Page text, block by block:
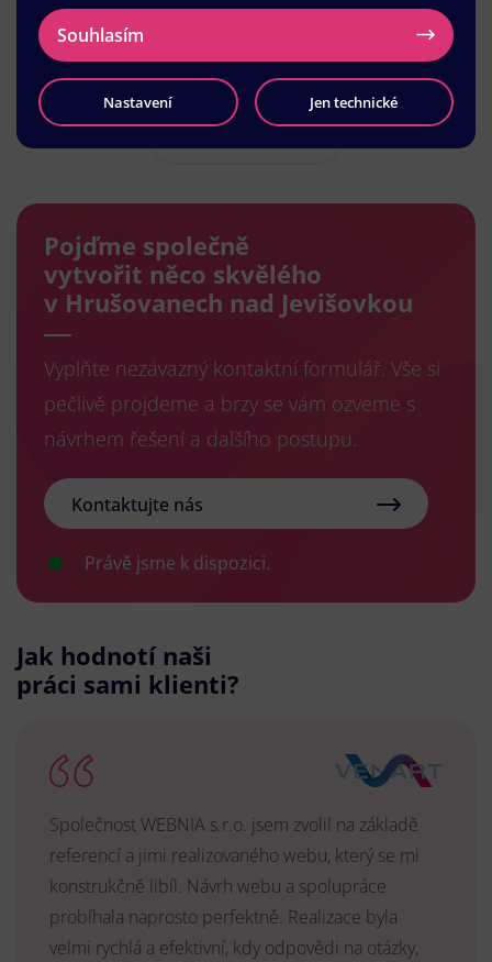
Pojďme společně
vytvořit něco skvělého
v Hrušovanech nad Jevišovkou
Vyplňte nezávazný kontaktní formulář. Vše si
pečlivě projdeme a brzy se vám ozveme s
návrhem řešení a dalšího postupu.
Kontaktujte nás
Právě jsme k dispozici.
Jak hodnotí naši
práci sami klienti?
Společnost WEBNIA s.r.o. jsem zvolil na základě
referencí a jimi realizovaného webu, který se mi
konstrukčně libíl. Návrh webu a spolupráce
probíhala naprosto perfektně. Realizace byla
velmi rychlá a efektivní, kdy odpovědi na otázky,
Souhlasím
Nastavení Jen technické